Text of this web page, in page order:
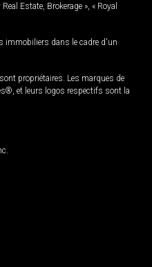
Estate, Brokerage », « Royal
immobiliers dans le cadre d'un
propriétaires. Les marques de
et leurs logos respectifs sont la